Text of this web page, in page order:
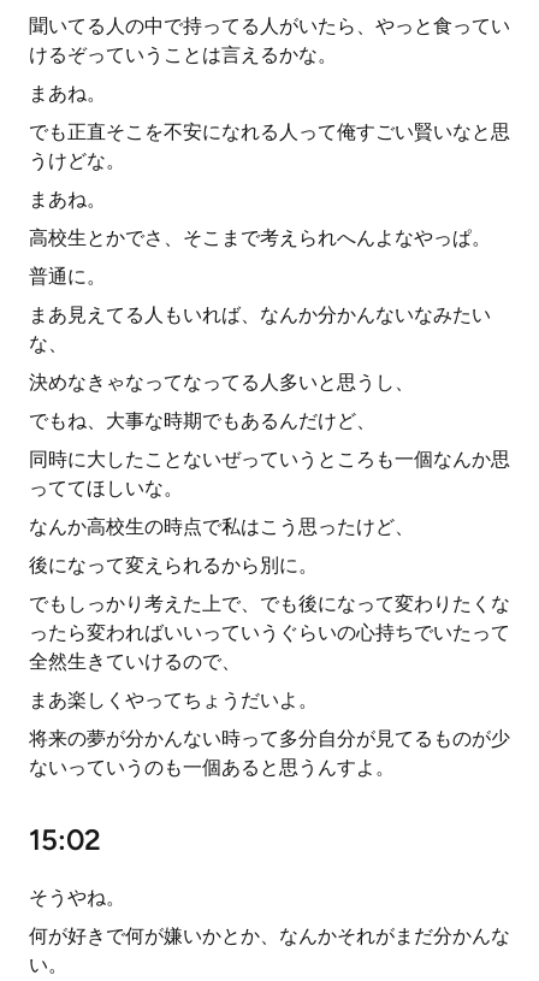
聞いてる人の中で持ってる人がいたら、やっと食ってい
けるぞっていうことは言えるかな。
まあね。
でも正直そこを不安になれる人って俺すごい賢いなと思
うけどな。
まあね。
高校生とかでさ、そこまで考えられへんよなやっぱ。
普通に。
まあ見えてる人もいれば、なんか分かんないなみたい
な、
決めなきゃなってなってる人多いと思うし、
でもね、大事な時期でもあるんだけど、
同時に大したことないぜっていうところも一個なんか思
っててほしいな。
なんか高校生の時点で私はこう思ったけど、
後になって変えられるから別に。
でもしっかり考えた上で、でも後になって変わりたくな
ったら変わればいいっていうぐらいの心持ちでいたって
全然生きていけるので、
まあ楽しくやってちょうだいよ。
将来の夢が分かんない時って多分自分が見てるものが少
ないっていうのも一個あると思うんすよ。
15:02
そうやね。
何が好きで何が嫌いかとか、なんかそれがまだ分かんな
い。